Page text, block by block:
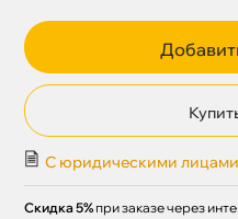
С юридическими лицами
Скидка 5% при заказе через